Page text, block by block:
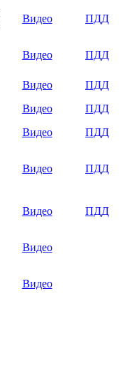
Видео ПДД
Видео ПДД
Видео
ПДД
Видео
ПДД
Видео
ПДД
Видео ПДД
Видео ПДД
Видео
Видео